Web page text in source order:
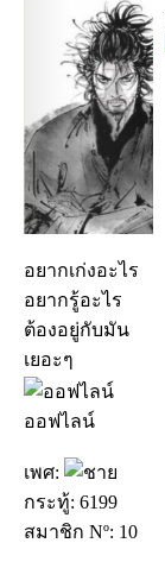
อยากเก่งอะไร
อยากรู้อะไร
ต้องอยู่กับมัน
เยอะๆ
ออฟไลน์
เพศ:
กระทู้: 6199
สมาชิก Nº: 10